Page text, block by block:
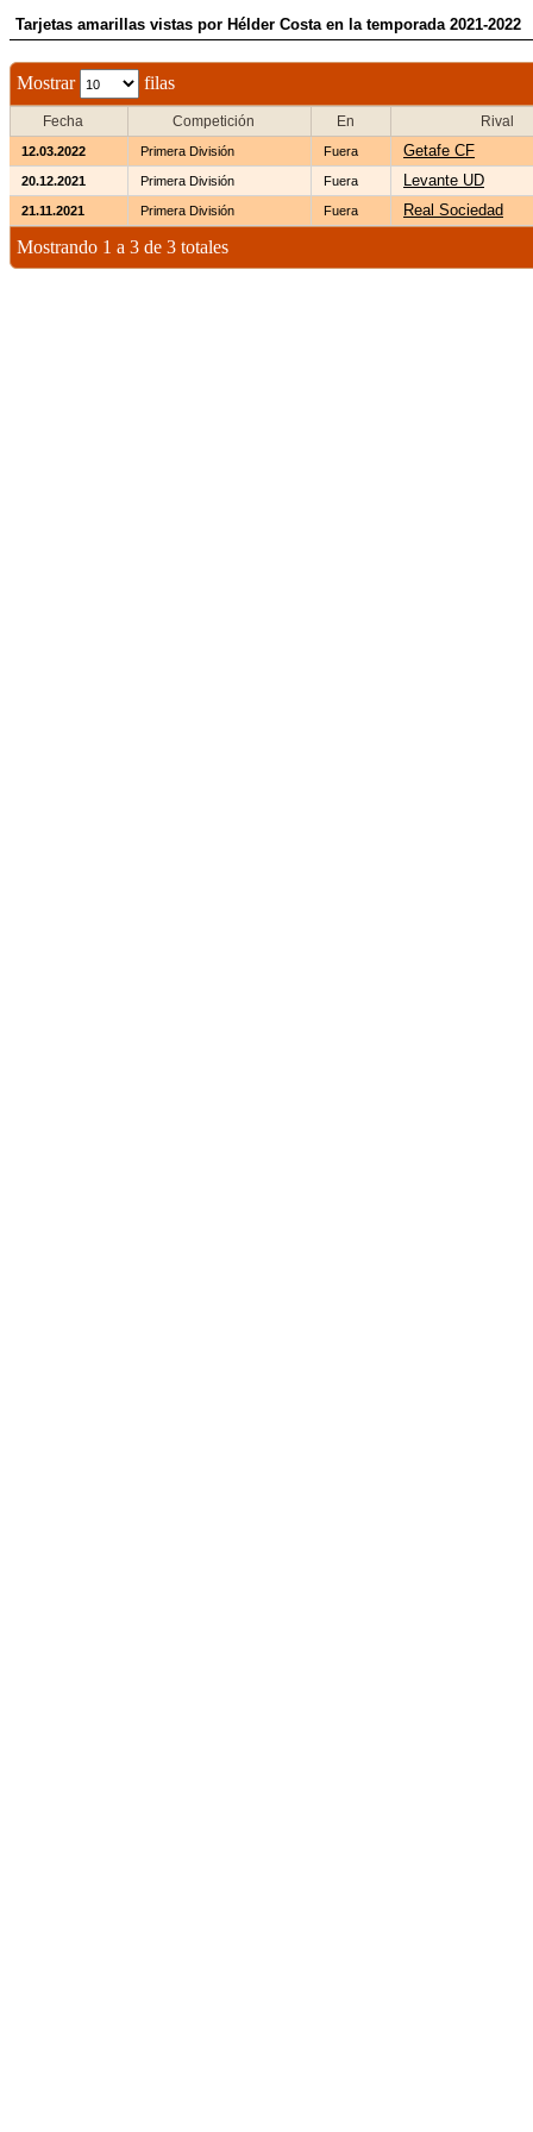
Tarjetas amarillas vistas por Hélder Costa en la temporada 2021-2022
Mostrar filas
Fecha Competición En Rival
12.03.2022 Primera División Fuera Getafe CF
20.12.2021 Primera División Fuera Levante UD
21.11.2021 Primera División Fuera Real Sociedad
Mostrando 1 a 3 de 3 totales